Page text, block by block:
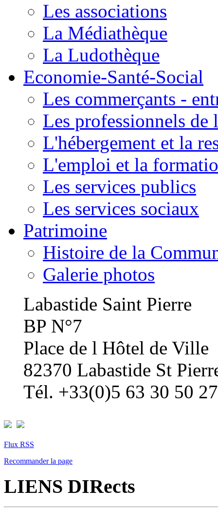
Les associations
La Médiathèque
La Ludothèque
Economie-Santé-Social
Les commerçants -
Les professionnels de
L'hébergement et la
L'emploi et la
Les services publics
Les services sociaux
Patrimoine
Histoire de la
Galerie photos
Labastide Saint Pierre
BP N°7
Place de l Hôtel de Ville
82370 Labastide St
Tél. +33(0)5 63 30 50 27
Flux RSS
Recommander la page
LIENS DIRects